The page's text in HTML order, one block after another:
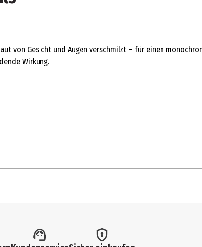
von Gesicht und Augen verschmilzt – für einen
Wirkung.